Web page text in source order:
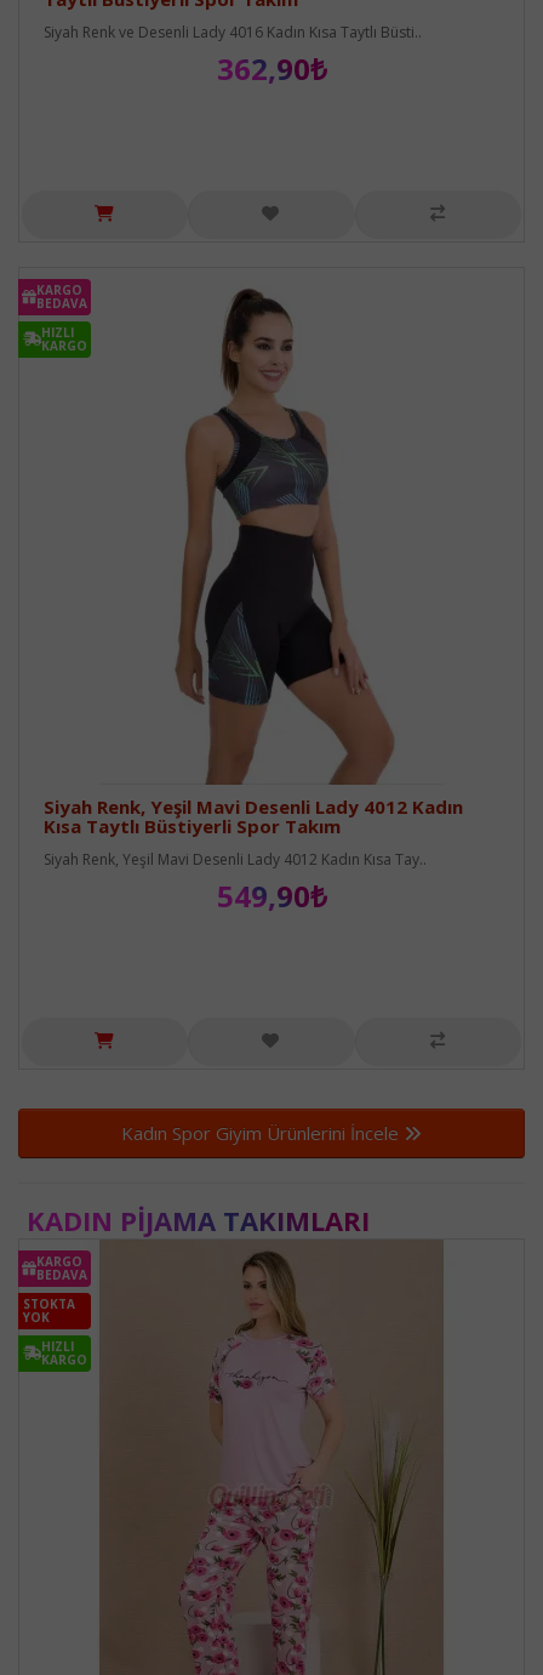
Siyah Renk ve Desenli Lady 4016 Kadın Kısa Taytlı Büsti..
362,90₺
KARGO
BEDAVA
HIZLI
KARGO
Siyah Renk, Yeşil Mavi Desenli Lady 4012 Kadın
Kısa Taytlı Büstiyerli Spor Takım
Siyah Renk, Yeşil Mavi Desenli Lady 4012 Kadın Kısa Tay..
549,90₺
Kadın Spor Giyim Ürünlerini İncele
KADIN PIJAMA TAKIMLARI
KARGO
BEDAVA
STOKTA
YOK
HIZLI
KARGO